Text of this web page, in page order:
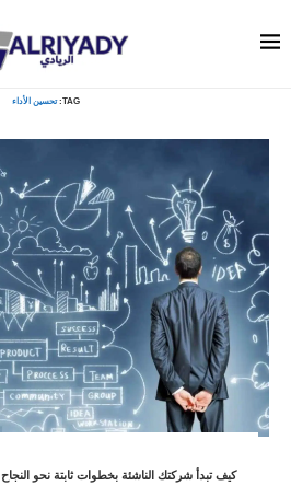
TAG: تحسين الأداء
كيف تبدأ شركتك الناشئة بخطوات ثابتة نحو النجاح